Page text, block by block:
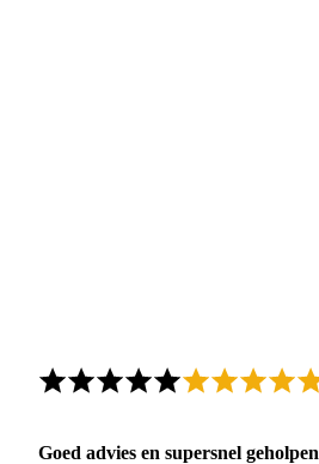
Goed advies en supersnel geholpen